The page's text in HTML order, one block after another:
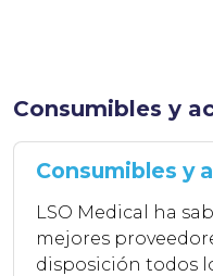
Consumibles y
Consumibles y
LSO Medical ha
mejores
disposición todos